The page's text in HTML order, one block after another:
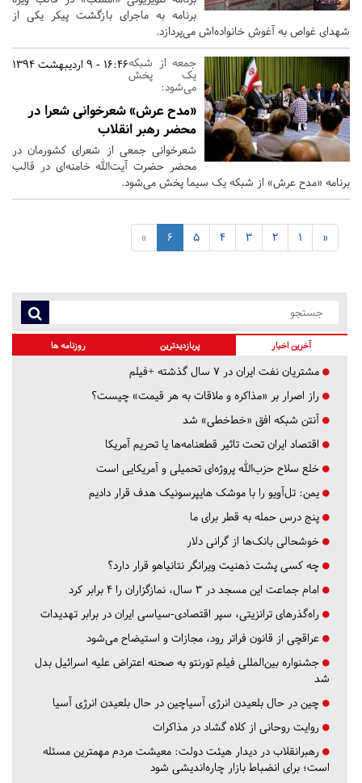
برنامه به ماجرای بازگشت پیکر یکی از
شهدای غواص به آغوش خانواده‌اش می‌پردازد.
16:46 - 9 اردیبهشت 1394جمعه از شبکه
یک پخش
می‌شود:
«مدح عرش» شعرخوانی شعرا در
محضر رهبر انقلاب
شعرخوانی جمعی از شعرای کشورمان در
محضر حضرت آیت‌الله خامنه‌ای در قالب
برنامه «مدح عرش» از شبکه یک سیما پخش می‌شود.
«
1
2
3
4
5
6
»
آخرین اخبار پربازدیدترین روزنامه ها
مشتریان نفت ایران در ۷ سال گذشته +فیلم
راز اصرار بر «مذاکره و ملاقات به هر قیمت» چیست؟
آنتن شبکه افق «خط‌خطی» شد
اقتصاد ایران تحت تاثیر قطعنامه‌ها یا تحریم‌ آمریکا
خلع سلاح حزب‌الله پروژه‌ای تحمیلی و آمریکایی است
یمن: تل‌آویو را با موشک هایپرسونیک هدف قرار دادیم
پنج درس‌ حمله به قطر برای ما
خوشحالی بانک‌ها از گرانی دلار
چه کسی پشت ذهنیت ویرانگر نتانیاهو قرار دارد؟
امام جماعت این مسجد در ۳ سال، نمازگزاران را ۴ برابر کرد
راه‌گذرهای ترانزیتی، سپر اقتصادی-سیاسی ایران در برابر تهدیدات
عراقچی از قانون فراتر رود، مجازات و استیضاح می‌شود
جشنواره بین‌المللی فیلم تورنتو به صحنه اعتراض علیه اسرائیل بدل
شد
چین در حال بلعیدن انرژی آسیاچین در حال بلعیدن انرژی آسیا
روایت روحانی از کلاه گشاد در مذاکرات
رهبرانقلاب در دیدار هیئت دولت: معیشت مردم مهمترین مسئله
است؛ برای انضباط بازار چاره‌اندیشی شود